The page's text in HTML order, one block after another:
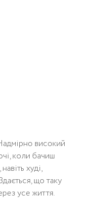
високий
коли бачиш
худі,
що таку
усе життя.